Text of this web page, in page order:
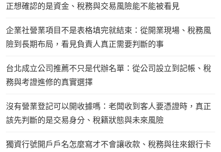
正想確認的是資金、稅務與交易風險能不能被看見
企業社營業項目不是表格填完就結束：從開業現場、稅務風
險到長期布局，看見負責人真正需要判斷的事
台北成立公司推薦不只是代辦名單：從公司設立到記帳、稅
務與考證進修的真實選擇
沒有營業登記可以開收據嗎：老闆收到客人要憑證時，真正
該先判斷的是交易身分、稅籍狀態與未來風險
獨資行號開戶戶名怎麼寫才不會讓收款、稅務與往來銀行卡